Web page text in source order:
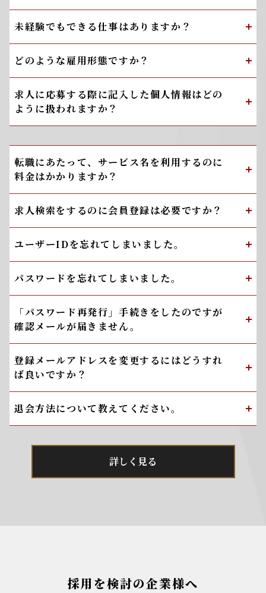
未経験でもできる仕事はありますか？
どのような雇用形態ですか？
求人に応募する際に記入した個人情報はどの
ように扱われますか？
転職にあたって、サービス名を利用するのに
料金はかかりますか？
求人検索をするのに会員登録は必要ですか？
ユーザーIDを忘れてしまいました。
パスワードを忘れてしまいました。
「パスワード再発行」手続きをしたのですが
確認メールが届きません。
登録メールアドレスを変更するにはどうすれ
ば良いですか？
退会方法について教えてください。
詳しく見る
採用を検討の企業様へ